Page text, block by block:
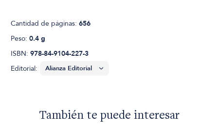
Cantidad de páginas:656
Peso:0.4 g
ISBN:978-84-9104-227-3
Editorial:
También te puede interesar